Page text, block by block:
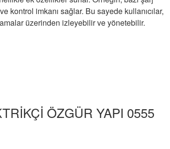
kontrol imkanı sağlar. Bu sayede kullanıcılar,
üzerinden izleyebilir ve yönetebilir.
ÖZGÜR YAPI 0555